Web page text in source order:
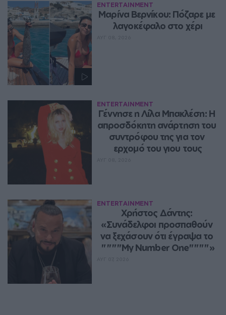
ENTERTAINMENT
Μαρίνα Βερνίκου: Πόζαρε με
λαγοκέφαλο στο χέρι
ENTERTAINMENT
Γέννησε η Λίλα Μπακλέση: Η
απροσδόκητη ανάρτηση του
συντρόφου της για τον
ερχομό του γιου τους
ENTERTAINMENT
Χρήστος Δάντης:
«Συνάδελφοι προσπαθούν
να ξεχάσουν ότι έγραψα το
""""My Number One""""»